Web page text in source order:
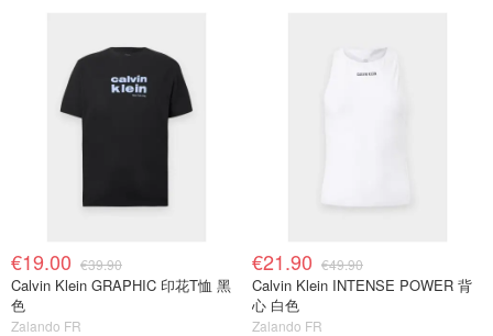
€19.00 €39.90
Calvin Klein GRAPHIC 印花T恤 黑
色
Zalando FR
€21.90 €49.90
Calvin Klein INTENSE POWER 背
心 白色
Zalando FR